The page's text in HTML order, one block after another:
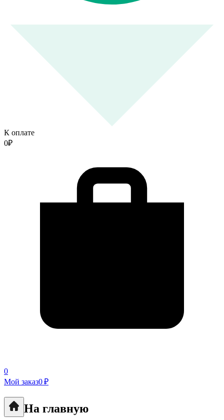
К оплате
0₽
0
Мой заказ0 ₽
На главную